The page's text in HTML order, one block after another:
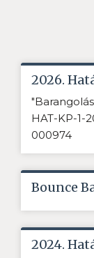
2026.
HAT-KP-1-
000974
Bounce
2024.